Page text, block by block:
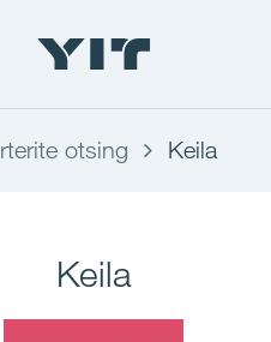
otsing Keila
Keila